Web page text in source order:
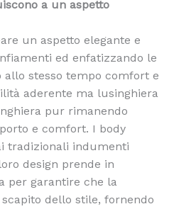
a un aspetto
un aspetto elegante e
ed enfatizzando le
stesso tempo comfort e
aderente ma lusinghiera
pur rimanendo
e comfort. I body
tradizionali indumenti
design prende in
per garantire che la
dello stile, fornendo